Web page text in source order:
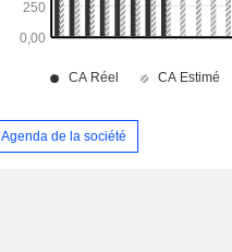
Agenda de la société